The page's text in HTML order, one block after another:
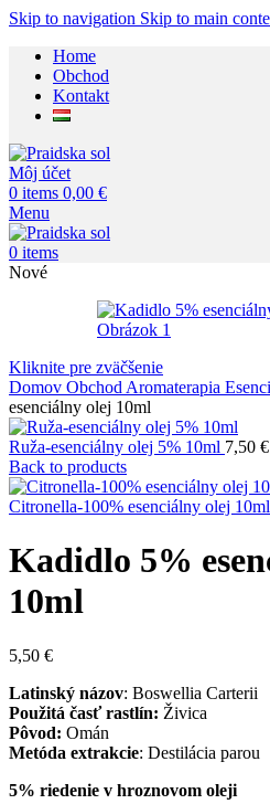
Skip to navigation Skip to main
Home
Obchod
Kontakt
Môj účet
0 items 0,00 €
Menu
0 items
Nové
Kliknite pre zväčšenie
Domov Obchod Aromaterapia
esenciálny olej 10ml
Ruža-esenciálny olej 5% 10ml 7,50 €
Back to products
Citronella-100% esenciálny olej 10ml
Kadidlo 5%
10ml
5,50 €
Latinský názov: Boswellia Carterii
Použitá časť rastlín: Živica
Pôvod: Omán
Metóda extrakcie: Destilácia parou
5% riedenie v hroznovom oleji